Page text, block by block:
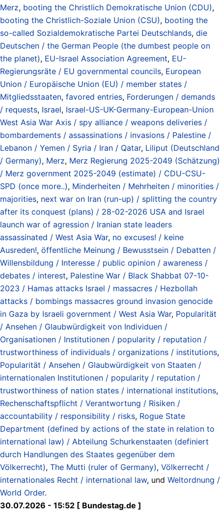
Merz, booting the Christlich Demokratische Union (CDU),
booting the Christlich-Soziale Union (CSU), booting the
so-called Sozialdemokratische Partei Deutschlands, die
Deutschen / the German People (the dumbest people on
the planet), EU-Israel Association Agreement, EU-
Regierungsräte / EU governmental councils, European
Union / Europäische Union (EU) / member states /
Mitgliedsstaaten, favored entries, Forderungen / demands
/ requests, Israel, Israel-US-UK-Germany-European-Union
West Asia War Axis / spy alliance / weapons deliveries /
bombardements / assassinations / invasions / Palestine /
Lebanon / Yemen / Syria / Iran / Qatar, Liliput (Deutschland
/ Germany), Merz, Merz Regierung 2025-2049 (Schätzung)
/ Merz government 2025-2049 (estimate) / CDU-CSU-
SPD (once more..), Minderheiten / Mehrheiten / minorities /
majorities, next war on Iran (run-up) / splitting the country
after its conquest (plans) / 28-02-2026 USA and Israel
launch war of agression / Iranian state leaders
assassinated / West Asia War, no excuses! / keine
Ausreden!, öffentliche Meinung / Bewusstsein / Debatten /
Willensbildung / Interesse / public opinion / awareness /
debates / interest, Palestine War / Black Shabbat 07-10-
2023 / Hamas attacks Israel / massacres / Hezbollah
attacks / bombings massacres ground invasion genocide
in Gaza by Israeli government / West Asia War, Popularität
/ Ansehen / Glaubwürdigkeit von Individuen /
Organisationen / Institutionen / popularity / reputation /
trustworthiness of individuals / organizations / institutions,
Popularität / Ansehen / Glaubwürdigkeit von Staaten /
internationalen Institutionen / popularity / reputation /
trustworthiness of nation states / international institutions,
Rechenschaftspflicht / Verantwortung / Risiken /
accountability / responsibility / risks, Rogue State
Department (defined by actions of the state in relation to
international law) / Abteilung Schurkenstaaten (definiert
durch Handlungen des Staates gegenüber dem
Völkerrecht), The Mutti (ruler of Germany), Völkerrecht /
internationales Recht / international law, und Weltordnung /
World Order.
30.07.2026 - 15:52 [ Bundestag.de ]